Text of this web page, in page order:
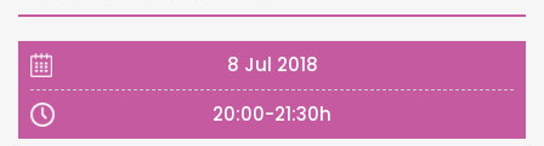
8 Jul 2018
20:00-21:30h